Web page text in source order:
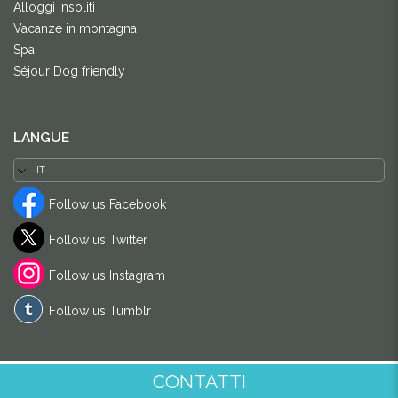
CONTATTI
Alloggi insoliti
Vacanze in montagna
Spa
Séjour Dog friendly
LANGUE
Follow us Facebook
Follow us Twitter
Follow us Instagram
Follow us Tumblr
© DOM-DOM 2024 - Dixi Internet